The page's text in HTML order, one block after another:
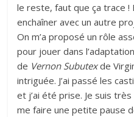
le reste, faut que ça trace !
enchaîner avec un autre
On m’a proposé un rôle
pour jouer dans
de Vernon Subutexde
intriguée. J’ai passé les
et j’ai été prise. Je suis
me faire une petite pause